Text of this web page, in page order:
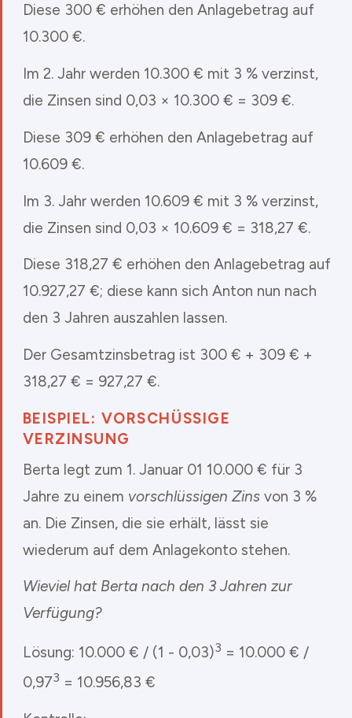
Diese 300 € erhöhen den Anlagebetrag auf
10.300 €.
Im 2. Jahr werden 10.300 € mit 3 % verzinst,
die Zinsen sind 0,03 × 10.300 € = 309 €.
Diese 309 € erhöhen den Anlagebetrag auf
10.609 €.
Im 3. Jahr werden 10.609 € mit 3 % verzinst,
die Zinsen sind 0,03 × 10.609 € = 318,27 €.
Diese 318,27 € erhöhen den Anlagebetrag auf
10.927,27 €; diese kann sich Anton nun nach
den 3 Jahren auszahlen lassen.
Der Gesamtzinsbetrag ist 300 € + 309 € +
318,27 € = 927,27 €.
BEISPIEL: VORSCHÜSSIGE
VERZINSUNG
Berta legt zum 1. Januar 01 10.000 € für 3
Jahre zu einem vorschlüssigen Zinsvon 3 %
an. Die Zinsen, die sie erhält, lässt sie
wiederum auf dem Anlagekonto stehen.
Wieviel hat Berta nach den 3 Jahren zur
Verfügung?
Lösung: 10.000 € / (1 - 0,03)3 = 10.000 € /
0,973 = 10.956,83 €